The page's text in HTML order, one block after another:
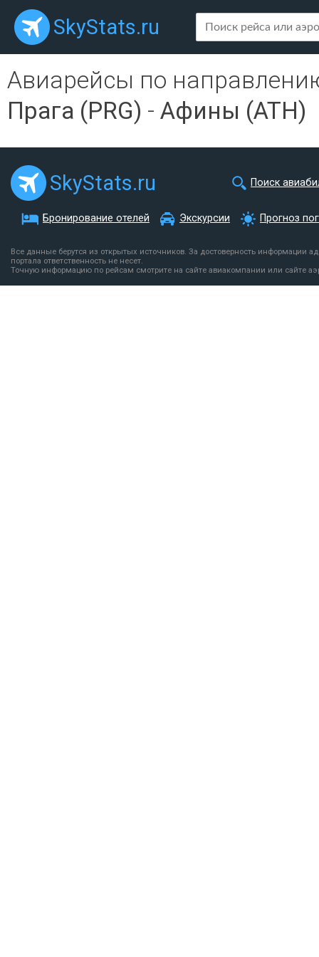
SkyStats.ru
Авиарейсы по
Прага (PRG) - Афины (ATH)
SkyStats.ru Поиск
Бронирование отелей Экскурсии Прогноз
Все данные берутся из открытых источников. За достоверность информации
портала ответственность не несет.
Точную информацию по рейсам смотрите на сайте авиакомпании или сайте